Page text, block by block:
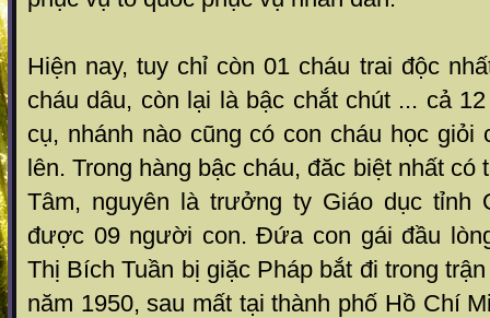
Hiện nay, tuy chỉ còn 01 cháu trai độc
cháu dâu, còn lại là bậc chắt chút ... cả
cụ, nhánh nào cũng có con cháu học giỏi
lên. Trong hàng bậc cháu, đăc biệt nhất
Tâm, nguyên là trưởng ty Giáo dục tỉnh
được 09 người con. Đứa con gái đầu
Thị Bích Tuần bị giặc Pháp bắt đi trong
năm 1950, sau mất tại thành phố Hồ Chí